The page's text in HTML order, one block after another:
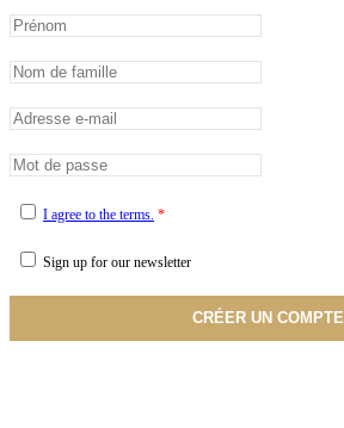
I agree to the terms. *
Sign up for our newsletter
CRÉER UN COMPTE